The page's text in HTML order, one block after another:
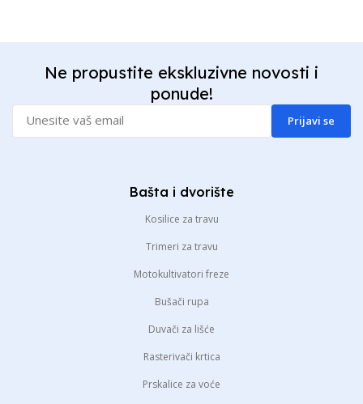
Ne propustite ekskluzivne novosti i
ponude!
Prijavi se
Bašta i dvorište
Kosilice za travu
Trimeri za travu
Motokultivatori freze
Bušači rupa
Duvači za lišće
Rasterivači krtica
Prskalice za voće